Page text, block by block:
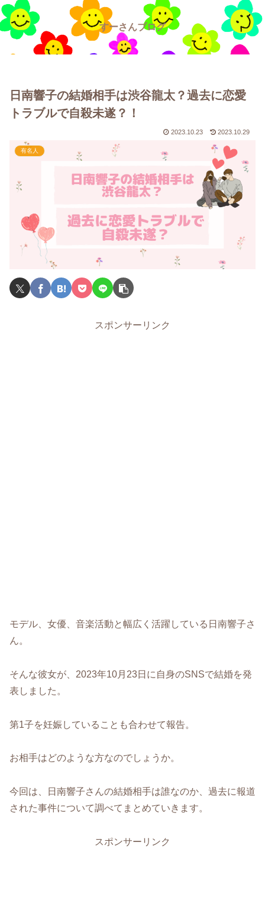
すーさんブログ
日南響子の結婚相手は渋谷龍太？過去に恋愛
トラブルで自殺未遂？！
2023.10.23 2023.10.29
有名人
スポンサーリンク
モデル、女優、音楽活動と幅広く活躍している日南響子さ
ん。
そんな彼女が、2023年10月23日に自身のSNSで結婚を発
表しました。
第1子を妊娠していることも合わせて報告。
お相手はどのような方なのでしょうか。
今回は、日南響子さんの結婚相手は誰なのか、過去に報道
された事件について調べてまとめていきます。
スポンサーリンク